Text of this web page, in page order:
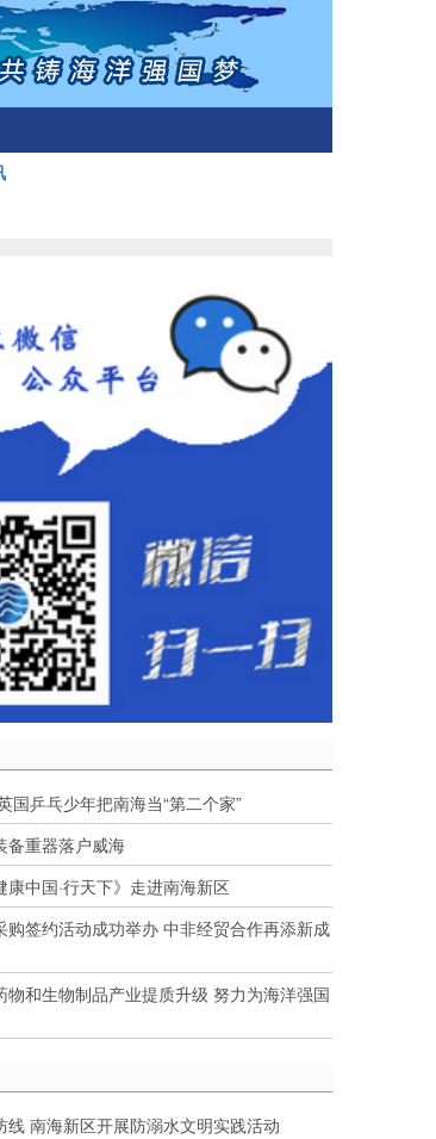
国乒乓少年把南海当“第二个家”
备重器落户威海
康中国·行天下》走进南海新区
购签约活动成功举办 中非经贸合作再添新成
物和生物制品产业提质升级 努力为海洋强国
线 南海新区开展防溺水文明实践活动